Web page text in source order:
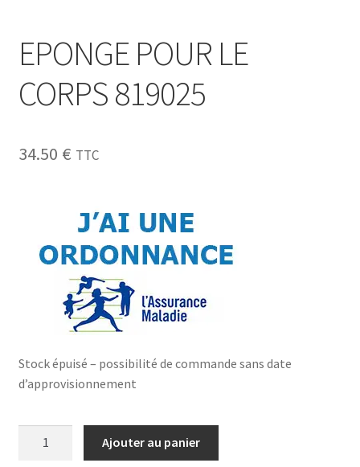
EPONGE POUR LE
CORPS 819025
34.50 € TTC
Stock épuisé – possibilité de commande sans date
d’approvisionnement
Ajouter au panier